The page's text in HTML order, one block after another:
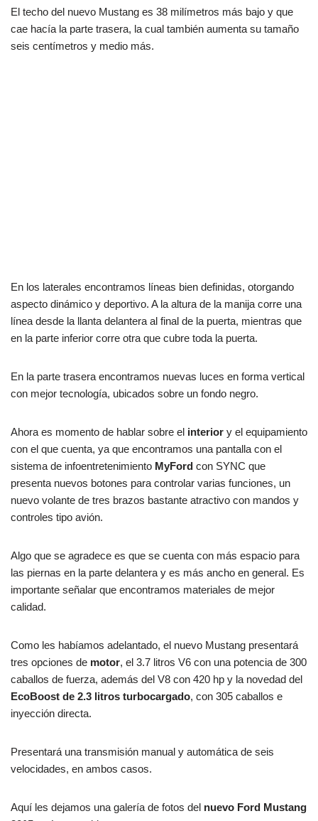
El techo del nuevo Mustang es 38 milímetros más bajo y que
cae hacía la parte trasera, la cual también aumenta su tamaño
seis centímetros y medio más.
En los laterales encontramos líneas bien definidas, otorgando
aspecto dinámico y deportivo. A la altura de la manija corre una
línea desde la llanta delantera al final de la puerta, mientras que
en la parte inferior corre otra que cubre toda la puerta.
En la parte trasera encontramos nuevas luces en forma vertical
con mejor tecnología, ubicados sobre un fondo negro.
Ahora es momento de hablar sobre el interior y el equipamiento
con el que cuenta, ya que encontramos una pantalla con el
sistema de infoentretenimiento MyFord con SYNC que
presenta nuevos botones para controlar varias funciones, un
nuevo volante de tres brazos bastante atractivo con mandos y
controles tipo avión.
Algo que se agradece es que se cuenta con más espacio para
las piernas en la parte delantera y es más ancho en general. Es
importante señalar que encontramos materiales de mejor
calidad.
Como les habíamos adelantado, el nuevo Mustang presentará
tres opciones de motor, el 3.7 litros V6 con una potencia de 300
caballos de fuerza, además del V8 con 420 hp y la novedad del
EcoBoost de 2.3 litros turbocargado, con 305 caballos e
inyección directa.
Presentará una transmisión manual y automática de seis
velocidades, en ambos casos.
Aquí les dejamos una galería de fotos del nuevo Ford Mustang